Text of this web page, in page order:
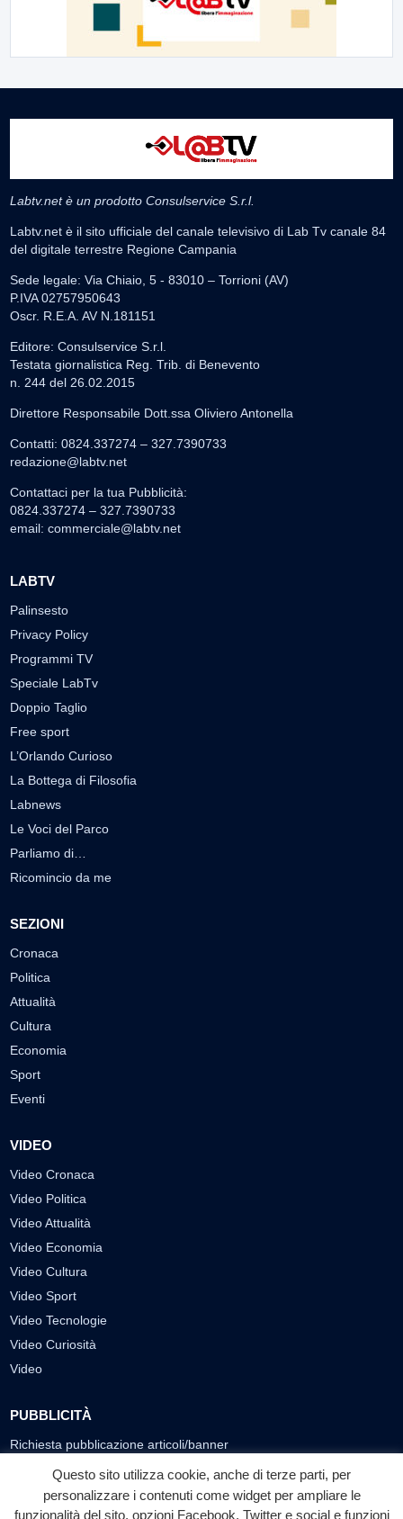
Labtv.net è un prodotto Consulservice S.r.l.
Labtv.net è il sito ufficiale del canale televisivo di Lab Tv canale 84
del digitale terrestre Regione Campania
Sede legale: Via Chiaio, 5 - 83010 – Torrioni (AV)
P.IVA 02757950643
Oscr. R.E.A. AV N.181151
Editore: Consulservice S.r.l.
Testata giornalistica Reg. Trib. di Benevento
n. 244 del 26.02.2015
Direttore Responsabile Dott.ssa Oliviero Antonella
Contatti: 0824.337274 – 327.7390733
redazione@labtv.net
Contattaci per la tua Pubblicità:
0824.337274 – 327.7390733
email: commerciale@labtv.net
LABTV
Palinsesto
Privacy Policy
Programmi TV
Speciale LabTv
Doppio Taglio
Free sport
L’Orlando Curioso
La Bottega di Filosofia
Labnews
Le Voci del Parco
Parliamo di…
Ricomincio da me
SEZIONI
Cronaca
Politica
Attualità
Cultura
Economia
Sport
Eventi
VIDEO
Video Cronaca
Video Politica
Video Attualità
Video Economia
Video Cultura
Video Sport
Video Tecnologie
Video Curiosità
Video
PUBBLICITÀ
Richiesta pubblicazione articoli/banner
SEGUICI SUI SOCIAL
Questo sito utilizza cookie, anche di terze parti, per
personalizzare i contenuti come widget per ampliare le
funzionalità del sito, opzioni Facebook, Twitter e social e funzioni